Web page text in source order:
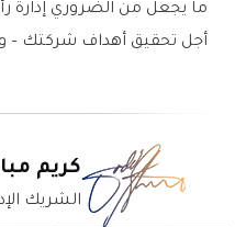
ما يجعل من الضروري إدارة
أجل تحقيق أهداف شركتك –
كريم
الشريك